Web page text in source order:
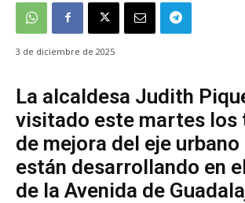
3 de diciembre de 2025
La alcaldesa Judith
visitado este martes los
de mejora del eje urbano
están desarrollando en
de la Avenida de